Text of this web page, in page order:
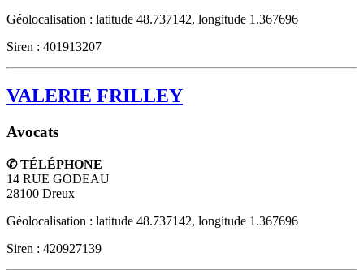
Géolocalisation : latitude 48.737142, longitude 1.367696
Siren : 401913207
VALERIE FRILLEY
Avocats
✆ TÉLÉPHONE
14 RUE GODEAU
28100 Dreux
Géolocalisation : latitude 48.737142, longitude 1.367696
Siren : 420927139